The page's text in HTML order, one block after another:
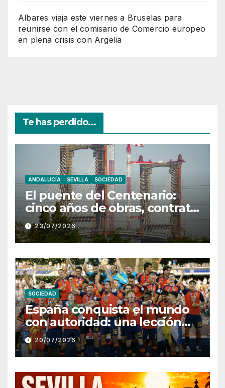
Albares viaja este viernes a Bruselas para
reunirse con el comisario de Comercio europeo
en plena crisis con Argelia
Te has perdido...
ANDALUCÍA SEVILLA SOCIEDAD
El puente del Centenario:
cinco años de obras, contrato
rescindido y un futuro
incierto
23/07/2026
SOCIEDAD
España conquista el mundo
con autoridad: una lección
colectiva ante una Argentina
sin fútbol y sin respuestas
20/07/2026